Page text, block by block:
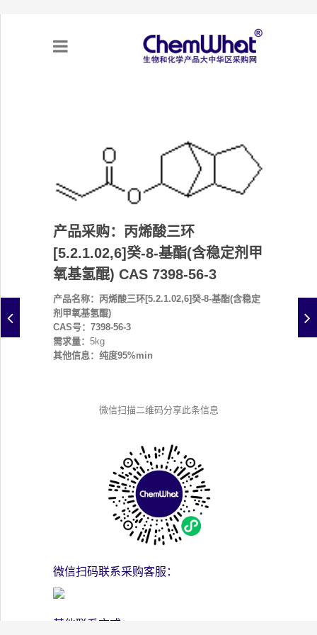
产品需求
专题采购
采购流程
不可靠实体清单（UEL）
产品采购：丙烯酸三环
[5.2.1.02,6]癸-8-基酯(含稳定剂甲
氧基氢醌) CAS 7398-56-3
产品名称：丙烯酸三环[5.2.1.02,6]癸-8-基酯(含稳定
剂甲氧基氢醌)
CAS号：7398-56-3
需求量： 5kg
其他信息：纯度95%min
微信扫描二维码分享此条信息
微信扫码联系采购客服：
其他联系方式：